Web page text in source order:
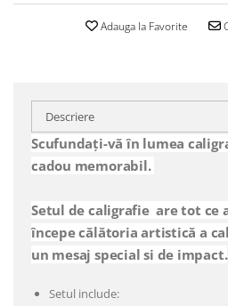
Adauga la Favorite
Descriere
Scufundați-vă în lumea
cadou memorabil.
Setul de caligrafie are tot ce
începe călătoria artistică a
un mesaj special si de impact.
Setul include: